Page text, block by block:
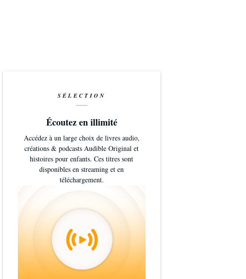
SÉLECTION
Écoutez en illimité
Accédez à un large choix de livres audio,
créations & podcasts Audible Original et
histoires pour enfants. Ces titres sont
disponibles en streaming et en
téléchargement.